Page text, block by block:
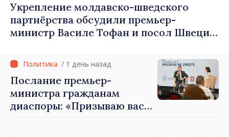
Укрепление молдавско-шведского
партнёрства обсудили премьер-
министр Василе Тофан и посол Швеции
/ 1 день назад
Послание премьер-
министра гражданам
диаспоры: «Призываю вас